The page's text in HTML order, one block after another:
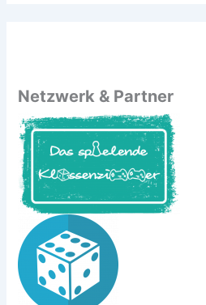
Netzwerk & Partner